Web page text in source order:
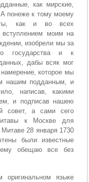
как мирские,
понеже к тому моему
как и во всех
вступлением моим на
изобрели мы за
государства и к
дабы всяк мог
которое мы
нашим подданным, и
написав, какими
и подписав нашею
совет, а сами сего
к Москве для
28 января 1730
были известные
обещаю все без
языке